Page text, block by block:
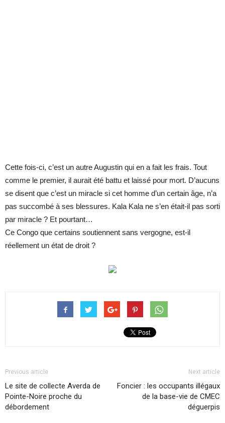
Cette fois-ci, c’est un autre Augustin qui en a fait les frais. Tout
comme le premier, il aurait été battu et laissé pour mort. D’aucuns
se disent que c’est un miracle si cet homme d’un certain âge, n’a
pas succombé à ses blessures. Kala Kala ne s’en était-il pas sorti
par miracle ? Et pourtant…
Ce Congo que certains soutiennent sans vergogne, est-il
réellement un état de droit ?
Previous article
Le site de collecte Averda de
Pointe-Noire proche du
débordement
Next article
Foncier : les occupants illégaux
de la base-vie de CMEC
déguerpis